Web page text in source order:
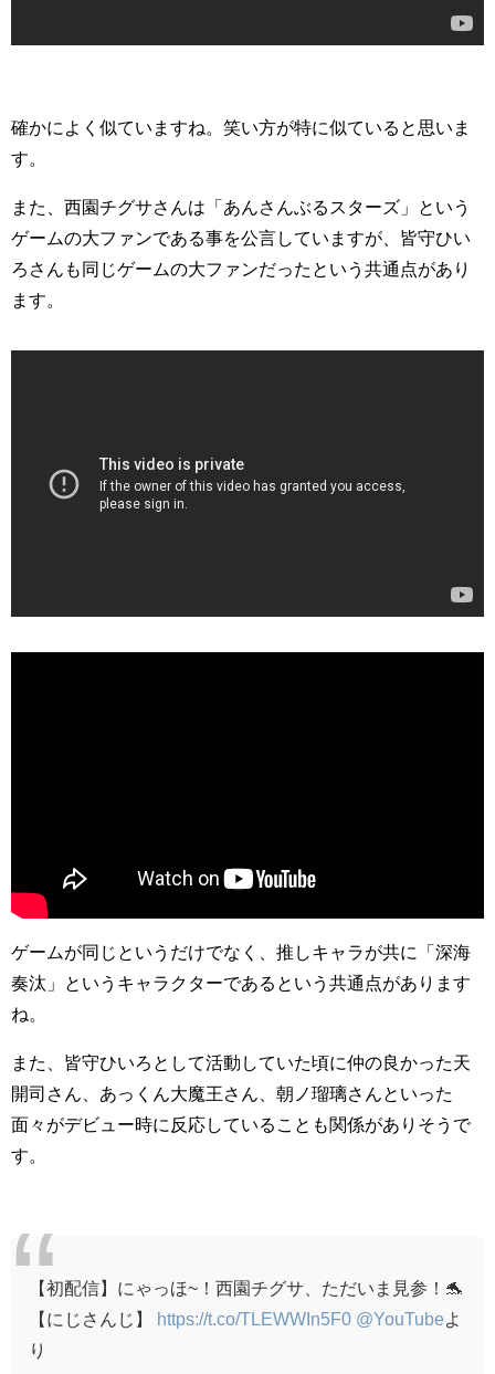
確かによく似ていますね。笑い方が特に似ていると思いま
す。
また、西園チグサさんは「あんさんぶるスターズ」という
ゲームの大ファンである事を公言していますが、皆守ひい
ろさんも同じゲームの大ファンだったという共通点があり
ます。
ゲームが同じというだけでなく、推しキャラが共に「深海
奏汰」というキャラクターであるという共通点があります
ね。
また、皆守ひいろとして活動していた頃に仲の良かった天
開司さん、あっくん大魔王さん、朝ノ瑠璃さんといった
面々がデビュー時に反応していることも関係がありそうで
す。
【初配信】にゃっほ~！西園チグサ、ただいま見参！🐬
【にじさんじ】
https://t.co/TLEWWIn5F0 @YouTube よ
り